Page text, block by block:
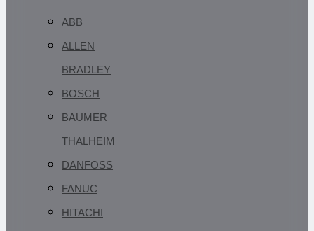
ABB
ALLEN
BRADLEY
BOSCH
BAUMER
THALHEIM
DANFOSS
FANUC
HITACHI